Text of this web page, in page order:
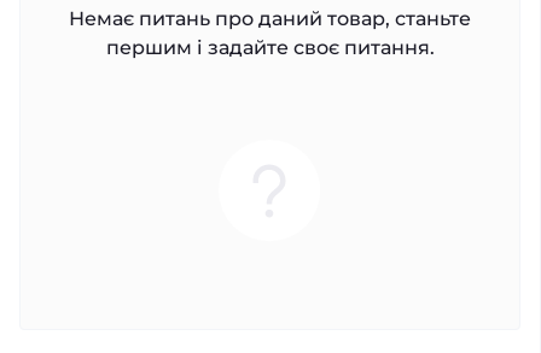
Немає питань про даний товар, станьте
першим і задайте своє питання.